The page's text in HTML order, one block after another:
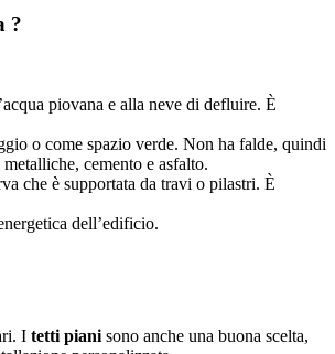
?
piovana e alla neve di defluire. È
o come spazio verde. Non ha falde, quindi
cemento e asfalto.
che è supportata da travi o pilastri. È
dell’edificio.
I tetti piani sono anche una buona scelta,